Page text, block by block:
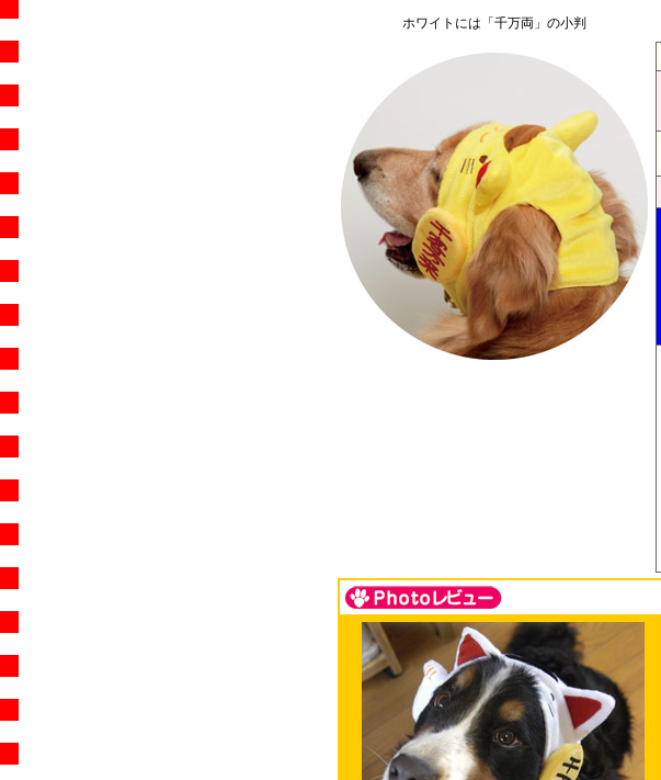
ホワイトには「千万両」の小判